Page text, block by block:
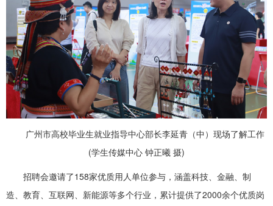
广州市高校毕业生就业指导中心部长李延青（中） 现场了解工作
(学生传媒中心 钟正曦 摄)
招聘会邀请了158家优质用人单位参与，涵盖科技、金融、制
造、教育、互联网、新能源等多个行业，累计提供了2000余个优质岗